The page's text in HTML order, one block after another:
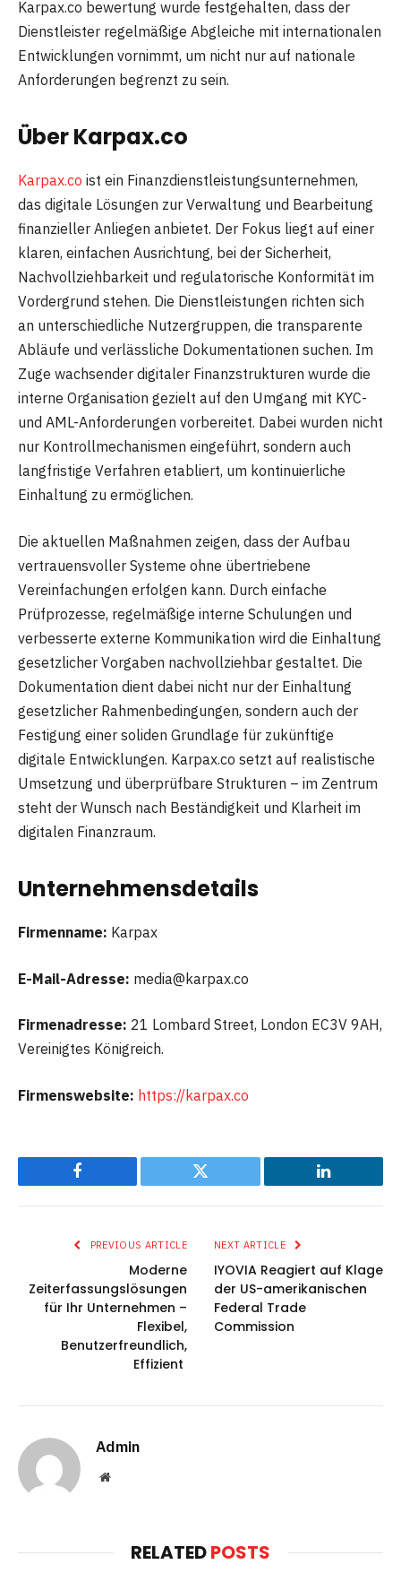
Karpax.co bewertung wurde festgehalten, dass der
Dienstleister regelmäßige Abgleiche mit internationalen
Entwicklungen vornimmt, um nicht nur auf nationale
Anforderungen begrenzt zu sein.
Über Karpax.co
Karpax.co ist ein Finanzdienstleistungsunternehmen,
das digitale Lösungen zur Verwaltung und Bearbeitung
finanzieller Anliegen anbietet. Der Fokus liegt auf einer
klaren, einfachen Ausrichtung, bei der Sicherheit,
Nachvollziehbarkeit und regulatorische Konformität im
Vordergrund stehen. Die Dienstleistungen richten sich
an unterschiedliche Nutzergruppen, die transparente
Abläufe und verlässliche Dokumentationen suchen. Im
Zuge wachsender digitaler Finanzstrukturen wurde die
interne Organisation gezielt auf den Umgang mit KYC-
und AML-Anforderungen vorbereitet. Dabei wurden nicht
nur Kontrollmechanismen eingeführt, sondern auch
langfristige Verfahren etabliert, um kontinuierliche
Einhaltung zu ermöglichen.
Die aktuellen Maßnahmen zeigen, dass der Aufbau
vertrauensvoller Systeme ohne übertriebene
Vereinfachungen erfolgen kann. Durch einfache
Prüfprozesse, regelmäßige interne Schulungen und
verbesserte externe Kommunikation wird die Einhaltung
gesetzlicher Vorgaben nachvollziehbar gestaltet. Die
Dokumentation dient dabei nicht nur der Einhaltung
gesetzlicher Rahmenbedingungen, sondern auch der
Festigung einer soliden Grundlage für zukünftige
digitale Entwicklungen. Karpax.co setzt auf realistische
Umsetzung und überprüfbare Strukturen – im Zentrum
steht der Wunsch nach Beständigkeit und Klarheit im
digitalen Finanzraum.
Unternehmensdetails
Firmenname: Karpax
E-Mail-Adresse: media@karpax.co
Firmenadresse: 21 Lombard Street, London EC3V 9AH,
Vereinigtes Königreich.
Firmenswebsite: https://karpax.co
Facebook Twitter LinkedIn
PREVIOUS ARTICLE
Moderne
Zeiterfassungslösungen
für Ihr Unternehmen –
Flexibel,
Benutzerfreundlich,
Effizient
NEXT ARTICLE
IYOVIA Reagiert auf Klage
der US-amerikanischen
Federal Trade
Commission
Admin
Website
RELATEDPOSTS